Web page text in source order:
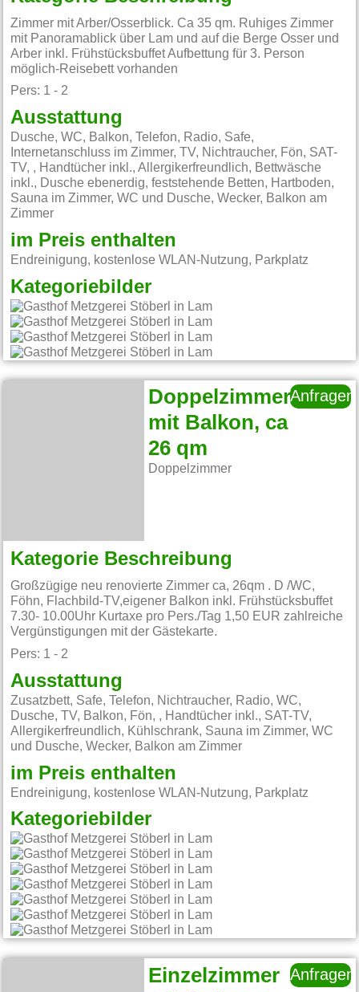
Zimmer mit Arber/Osserblick. Ca 35 qm. Ruhiges Zimmer
mit Panoramablick über Lam und auf die Berge Osser und
Arber inkl. Frühstücksbuffet Aufbettung für 3. Person
möglich-Reisebett vorhanden
Pers: 1 - 2
Ausstattung
Dusche, WC, Balkon, Telefon, Radio, Safe,
Internetanschluss im Zimmer, TV, Nichtraucher, Fön, SAT-
TV, , Handtücher inkl., Allergikerfreundlich, Bettwäsche
inkl., Dusche ebenerdig, feststehende Betten, Hartboden,
Sauna im Zimmer, WC und Dusche, Wecker, Balkon am
Zimmer
im Preis enthalten
Endreinigung, kostenlose WLAN-Nutzung, Parkplatz
Kategoriebilder
Doppelzimmer
mit Balkon, ca
26 qm
Doppelzimmer
Anfragen
Kategorie Beschreibung
Großzügige neu renovierte Zimmer ca, 26qm . D /WC,
Föhn, Flachbild-TV,eigener Balkon inkl. Frühstücksbuffet
7.30- 10.00Uhr Kurtaxe pro Pers./Tag 1,50 EUR zahlreiche
Vergünstigungen mit der Gästekarte.
Pers: 1 - 2
Ausstattung
Zusatzbett, Safe, Telefon, Nichtraucher, Radio, WC,
Dusche, TV, Balkon, Fön, , Handtücher inkl., SAT-TV,
Allergikerfreundlich, Kühlschrank, Sauna im Zimmer, WC
und Dusche, Wecker, Balkon am Zimmer
im Preis enthalten
Endreinigung, kostenlose WLAN-Nutzung, Parkplatz
Kategoriebilder
Einzelzimmer
Anfragen